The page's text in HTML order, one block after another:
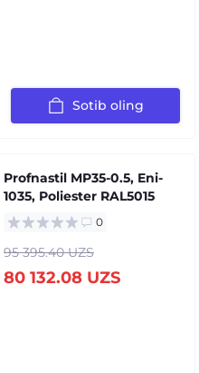
Sotib oling
Profnastil MP35-0.5, Eni-
1035, Poliester RAL5015
0
95 395.40 UZS
80 132.08 UZS